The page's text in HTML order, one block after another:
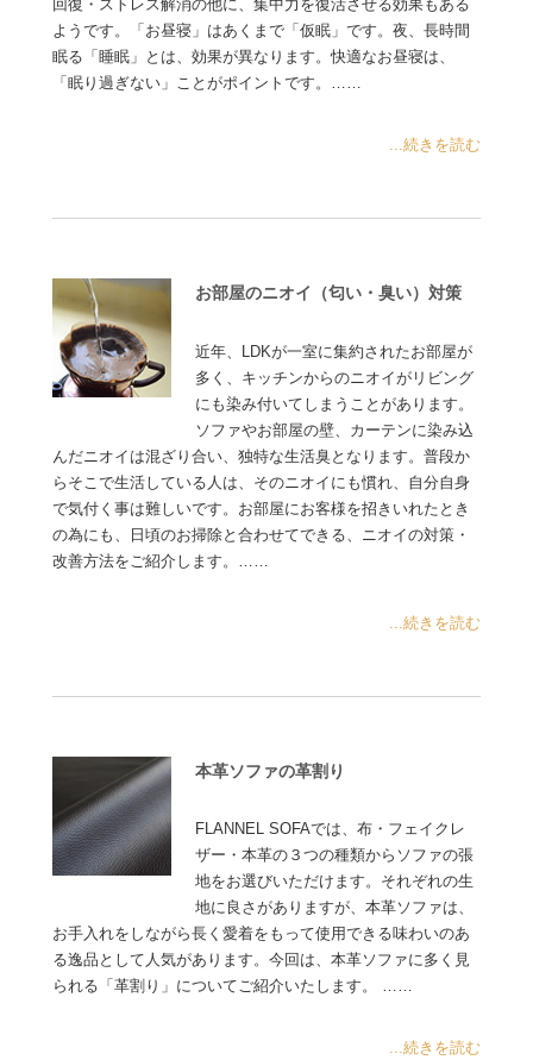
回復・ストレス解消の他に、集中力を復活させる効果もある
ようです。「お昼寝」はあくまで「仮眠」です。夜、長時間
眠る「睡眠」とは、効果が異なります。快適なお昼寝は、
「眠り過ぎない」ことがポイントです。……
...続きを読む
お部屋のニオイ（匂い・臭い）対策
近年、LDKが一室に集約されたお部屋が
多く、キッチンからのニオイがリビング
にも染み付いてしまうことがあります。
ソファやお部屋の壁、カーテンに染み込
んだニオイは混ざり合い、独特な生活臭となります。普段か
らそこで生活している人は、そのニオイにも慣れ、自分自身
で気付く事は難しいです。お部屋にお客様を招きいれたとき
の為にも、日頃のお掃除と合わせてできる、ニオイの対策・
改善方法をご紹介します。……
...続きを読む
本革ソファの革割り
FLANNEL SOFAでは、布・フェイクレ
ザー・本革の３つの種類からソファの張
地をお選びいただけます。それぞれの生
地に良さがありますが、本革ソファは、
お手入れをしながら長く愛着をもって使用できる味わいのあ
る逸品として人気があります。今回は、本革ソファに多く見
られる「革割り」についてご紹介いたします。 ……
...続きを読む